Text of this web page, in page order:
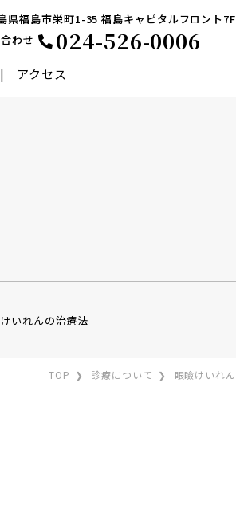
県福島市栄町1-35 福島キャピタルフロント7F
わせ
024-526-0006
毛内反症
眼瞼けいれん
アクセス
いれんの治療法
TOP 診療について 眼瞼けいれん